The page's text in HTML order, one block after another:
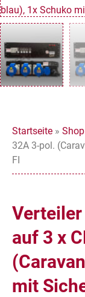
Startseite » Shop
32A 3-pol.
FI
Verteiler
auf 3 x
mit